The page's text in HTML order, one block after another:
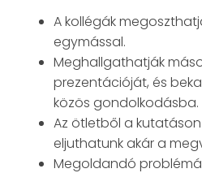
A kollégák
egymással.
Meghallgathatják
prezentációját, és
közös gondolkodásba.
Az ötletből a
eljuthatunk akár a
Megoldandó